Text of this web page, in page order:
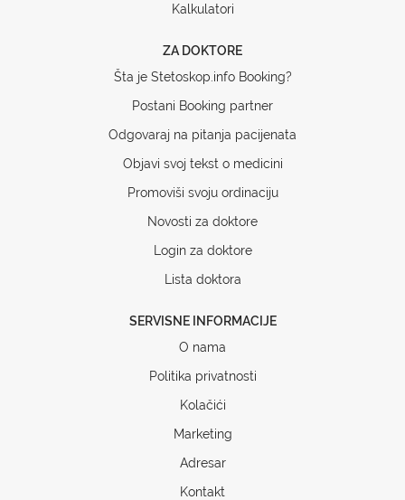
Kalkulatori
ZA DOKTORE
Šta je Stetoskop.info Booking?
Postani Booking partner
Odgovaraj na pitanja pacijenata
Objavi svoj tekst o medicini
Promoviši svoju ordinaciju
Novosti za doktore
Login za doktore
Lista doktora
SERVISNE INFORMACIJE
O nama
Politika privatnosti
Kolačići
Marketing
Adresar
Kontakt